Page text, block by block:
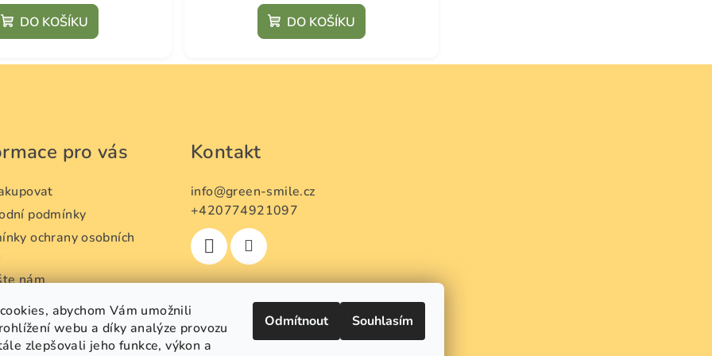
abychom Vám umožnili
webu a díky analýze provozu
zlepšovali jeho funkce, výkon a
Odmítnout Souhlasím
DO KOŠÍKU DO KOŠÍKU
pro vás
podmínky
ochrany osobních
nám
od smlouvy a
zboží
Kontakt
info@green-smile.cz
+420774921097